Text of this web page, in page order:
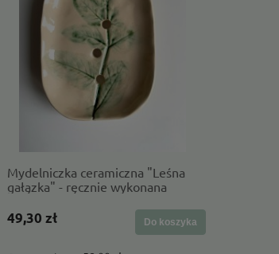
Mydelniczka ceramiczna "Leśna
gałązka" - ręcznie wykonana
49,30 zł Do koszyka